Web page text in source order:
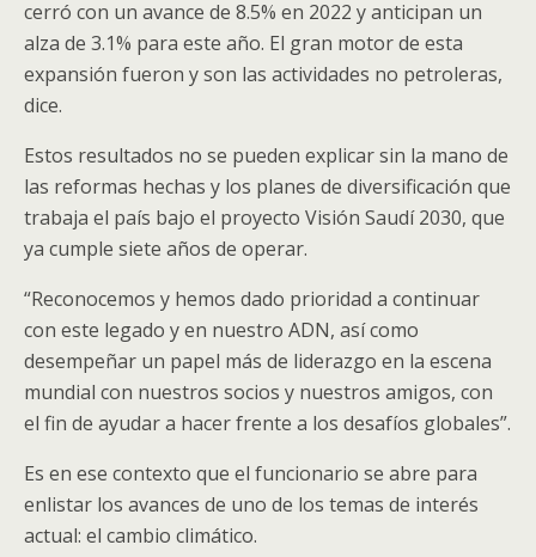
cerró con un avance de 8.5% en 2022 y anticipan un
alza de 3.1% para este año. El gran motor de esta
expansión fueron y son las actividades no petroleras,
dice.
Estos resultados no se pueden explicar sin la mano de
las reformas hechas y los planes de diversificación que
trabaja el país bajo el proyecto Visión Saudí 2030, que
ya cumple siete años de operar.
“Reconocemos y hemos dado prioridad a continuar
con este legado y en nuestro ADN, así como
desempeñar un papel más de liderazgo en la escena
mundial con nuestros socios y nuestros amigos, con
el fin de ayudar a hacer frente a los desafíos globales”.
Es en ese contexto que el funcionario se abre para
enlistar los avances de uno de los temas de interés
actual: el cambio climático.